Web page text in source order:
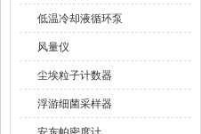
低温冷却液循环泵
风量仪
尘埃粒子计数器
浮游细菌采样器